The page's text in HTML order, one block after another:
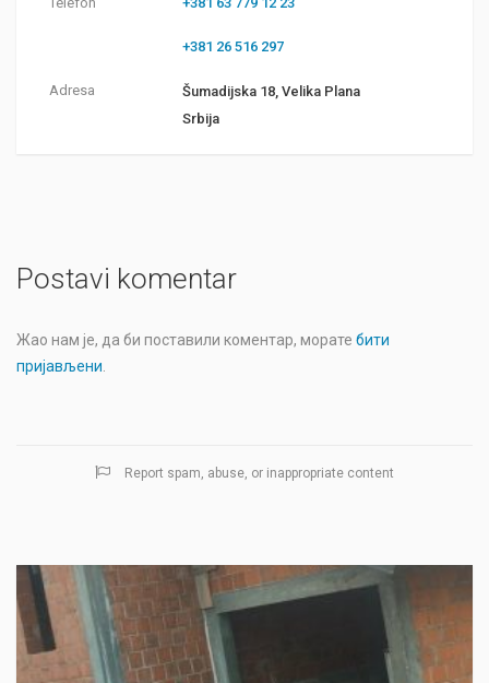
+381 26 516 297
Adresa
Šumadijska 18, Velika Plana
Srbija
Postavi komentar
Жао нам је, да би поставили коментар, морате бити
пријављени
Report spam, abuse, or inappropriate content